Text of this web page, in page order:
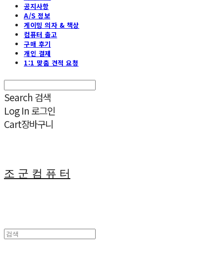
공지사항
A/S 정보
게이밍 의자 & 책상
컴퓨터 출고
구매 후기
개인 결제
1:1 맞춤 견적 요청
Search 검색
Log In 로그인
Cart장바구니
조 군 컴 퓨 터